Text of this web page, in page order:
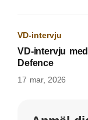
VD-intervju
VD-intervju
Defence
17 mar, 2026